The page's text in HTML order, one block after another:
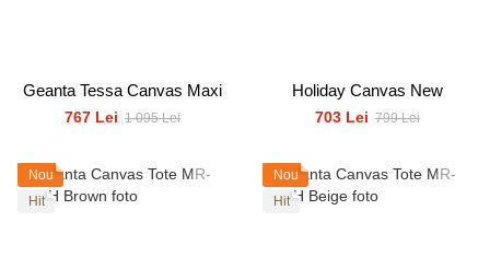
Geanta Tessa Canvas Maxi
767 Lei 1 095 Lei
Holiday Canvas New
703 Lei 799 Lei
Nou
Hit
Nou
Hit